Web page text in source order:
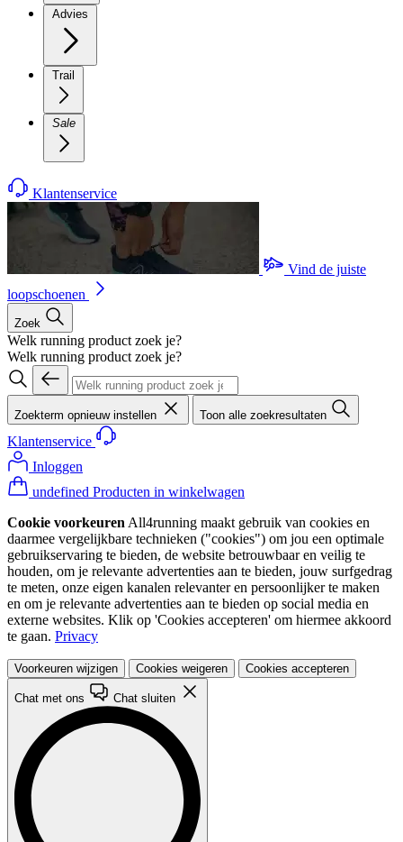
Advies
Trail
Sale
Klantenservice
Vind de juiste
loopschoenen
Zoek
Welk running product zoek je?
Welk running product zoek je?
Zoekterm opnieuw instellen Toon alle zoekresultaten
Klantenservice
Inloggen
undefined Producten in winkelwagen
Cookie voorkeuren All4running maakt gebruik van cookies en
daarmee vergelijkbare technieken ("cookies") om jou een optimale
gebruikservaring te bieden, de website betrouwbaar en veilig te
houden, om je relevante advertenties aan te bieden, jouw surfgedrag
te meten, onze eigen kanalen relevanter en persoonlijker te maken
en om je relevante advertenties aan te bieden op social media en
externe websites. Klik op 'Cookies accepteren' om hiermee akkoord
te gaan. Privacy
Voorkeuren wijzigen Cookies weigeren Cookies accepteren
Chat met ons Chat sluiten